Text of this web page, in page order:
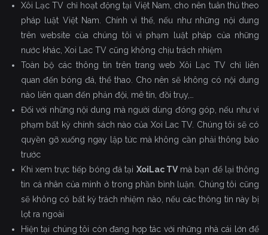
Xôi Lạc TV chỉ hoạt động tại Việt Nam, cho nên tuân thủ theo
pháp luật Việt Nam. Chính vì thế, nếu như những nội dung
trên website của chúng tôi vi phạm luật pháp của những
nước khác, Xoi Lac TV cũng không chịu trách nhiệm
Toàn bộ các thông tin trên trang web Xôi Lạc TV chỉ liên
quan đến bóng đá, thể thao. Cho nên sẽ không có nội dung
nào liên quan đến phản đội, mê tín, đồi trụy,…
Đối với những nội dung mà người dùng đóng góp, nếu như vi
phạm bất kỳ chính sách nào của Xoi Lac TV. Chúng tôi sẽ có
quyền gỡ xuống ngay lập tức mà không cần phải thông báo
trước
Khi xem trực tiếp bóng đá tại XoiLac TVmà bạn để lại thông
tin cá nhân của mình ở trong phần bình luận. Chúng tôi cũng
sẽ không có bất kỳ trách nhiệm nào, nếu các thông tin này bị
lọt ra ngoài
Hiện tại chúng tôi còn đang hợp tác với những nhà cái lớn để